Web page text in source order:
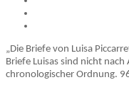
„Die Briefe von Luisa
Briefe Luisas sind nicht
chronologischer Ordnung.